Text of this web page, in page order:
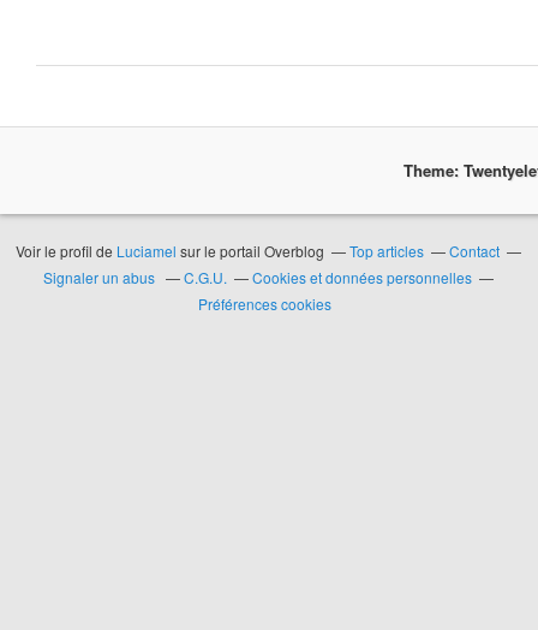
Theme:
Voir le profil de Luciamel sur le portail Overblog Top articles
Contact
Signaler un abus
C.G.U.
Cookies et données personnelles
Préférences cookies